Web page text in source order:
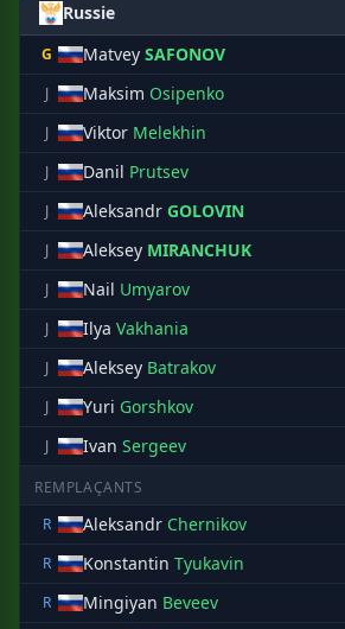
Russie
G Matvey SAFONOV
J Maksim Osipenko
J Viktor Melekhin
J Danil Prutsev
J Aleksandr GOLOVIN
J
Aleksey MIRANCHUK
J
Nail Umyarov
J
Ilya Vakhania
J
Aleksey Batrakov
J
Yuri Gorshkov
J
Ivan Sergeev
REMPLAÇANTS
R
Aleksandr Chernikov
R
Konstantin Tyukavin
R
Mingiyan Beveev